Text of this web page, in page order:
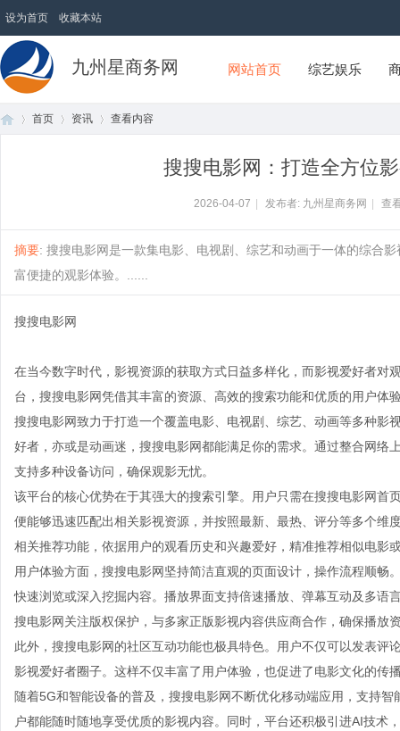
设为首页 收藏本站
九州星商务网 网站首页 综艺娱乐
首页 资讯 查看内容
搜搜电影网：打造全方位
2026-04-07 发布者: 九州星商务网 查
摘要: 搜搜电影网是一款集电影、电视剧、综艺和动画于一体的综合
富便捷的观影体验。......
搜搜电影网
在当今数字时代，影视资源的获取方式日益多样化，而影视爱好者对
台，搜搜电影网凭借其丰富的资源、高效的搜索功能和优质的用户体
搜搜电影网致力于打造一个覆盖电影、电视剧、综艺、动画等多种影
好者，亦或是动画迷，搜搜电影网都能满足你的需求。通过整合网络
支持多种设备访问，确保观影无忧。
该平台的核心优势在于其强大的搜索引擎。用户只需在搜搜电影网首
便能够迅速匹配出相关影视资源，并按照最新、最热、评分等多个维
相关推荐功能，依据用户的观看历史和兴趣爱好，精准推荐相似电影
用户体验方面，搜搜电影网坚持简洁直观的页面设计，操作流程顺
快速浏览或深入挖掘内容。播放界面支持倍速播放、弹幕互动及多语
搜电影网关注版权保护，与多家正版影视内容供应商合作，确保播放
此外，搜搜电影网的社区互动功能也极具特色。用户不仅可以发表
影视爱好者圈子。这样不仅丰富了用户体验，也促进了电影文化的传
随着5G和智能设备的普及，搜搜电影网不断优化移动端应用，支持
户都能随时随地享受优质的影视内容。同时，平台还积极引进AI技